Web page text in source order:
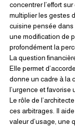
concentrer l’effort
multiplier les gestes
cuisine pensée dans
une modification de
profondément la
La question
Elle permet
donne un cadre à la
l’urgence et favorise
Le rôle de
ces arbitrages. Il
valeur d’usage, une